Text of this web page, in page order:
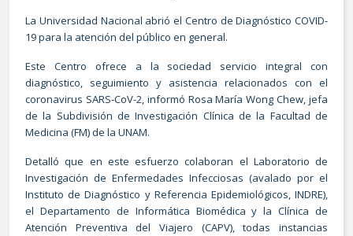
La Universidad Nacional abrió el Centro de Diagnóstico COVID-
19 para la atención del público en general.
Este Centro ofrece a la sociedad servicio integral con
diagnóstico, seguimiento y asistencia relacionados con el
coronavirus SARS-CoV-2, informó Rosa María Wong Chew, jefa
de la Subdivisión de Investigación Clínica de la Facultad de
Medicina (FM) de la UNAM.
Detalló que en este esfuerzo colaboran el Laboratorio de
Investigación de Enfermedades Infecciosas (avalado por el
Instituto de Diagnóstico y Referencia Epidemiológicos, INDRE),
el Departamento de Informática Biomédica y la Clínica de
Atención Preventiva del Viajero (CAPV), todas instancias